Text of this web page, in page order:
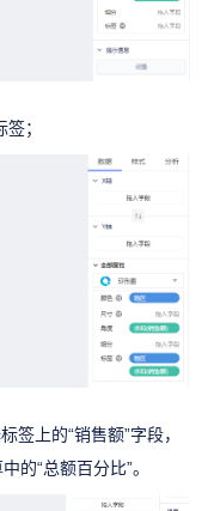
；
签上的“销售额”字段，
的“总额百分比”。